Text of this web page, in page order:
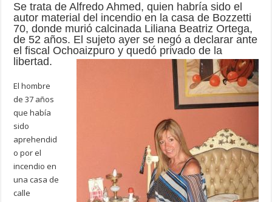
Se trata de Alfredo Ahmed, quien habría sido el
autor material del incendio en la casa de Bozzetti
70, donde murió calcinada Liliana Beatriz Ortega,
de 52 años. El sujeto ayer se negó a declarar ante
el fiscal Ochoaizpuro y quedó privado de la
libertad.
El hombre
de 37 años
que había
sido
aprehendid
o por el
incendio en
una casa de
calle